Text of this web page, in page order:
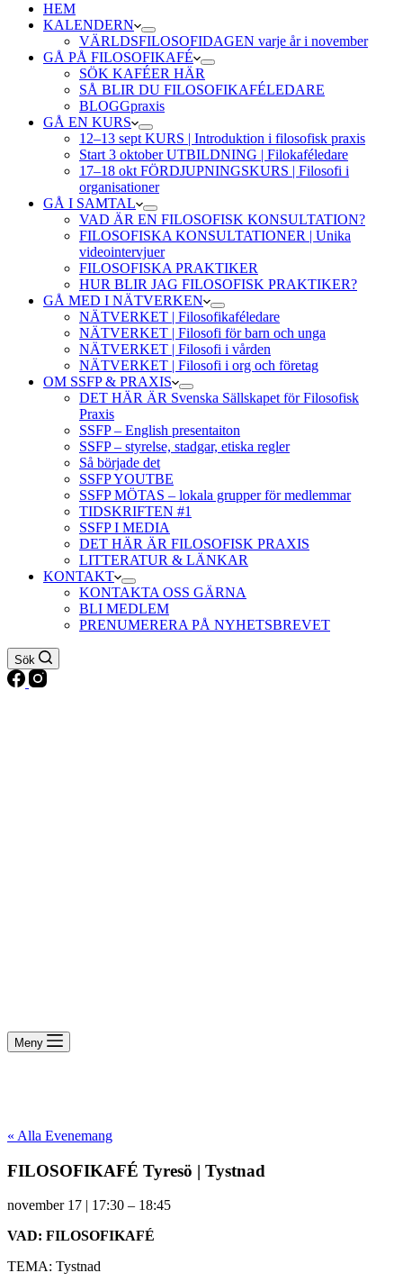
HEM
KALENDERN
VÄRLDSFILOSOFIDAGEN varje år i november
GÅ PÅ FILOSOFIKAFÉ
SÖK KAFÉER HÄR
SÅ BLIR DU FILOSOFIKAFÉLEDARE
BLOGGpraxis
GÅ EN KURS
12–13 sept KURS | Introduktion i filosofisk praxis
Start 3 oktober UTBILDNING | Filokaféledare
17–18 okt FÖRDJUPNINGSKURS | Filosofi i
organisationer
GÅ I SAMTAL
VAD ÄR EN FILOSOFISK KONSULTATION?
FILOSOFISKA KONSULTATIONER | Unika
videointervjuer
FILOSOFISKA PRAKTIKER
HUR BLIR JAG FILOSOFISK PRAKTIKER?
GÅ MED I NÄTVERKEN
NÄTVERKET | Filosofikaféledare
NÄTVERKET | Filosofi för barn och unga
NÄTVERKET | Filosofi i vården
NÄTVERKET | Filosofi i org och företag
OM SSFP & PRAXIS
DET HÄR ÄR Svenska Sällskapet för Filosofisk
Praxis
SSFP – English presentaiton
SSFP – styrelse, stadgar, etiska regler
Så började det
SSFP YOUTBE
SSFP MÖTAS – lokala grupper för medlemmar
TIDSKRIFTEN #1
SSFP I MEDIA
DET HÄR ÄR FILOSOFISK PRAXIS
LITTERATUR & LÄNKAR
KONTAKT
KONTAKTA OSS GÄRNA
BLI MEDLEM
PRENUMERERA PÅ NYHETSBREVET
Sök
Meny
« Alla Evenemang
FILOSOFIKAFÉ Tyresö | Tystnad
november 17 | 17:30 – 18:45
VAD: FILOSOFIKAFÉ
TEMA: Tystnad